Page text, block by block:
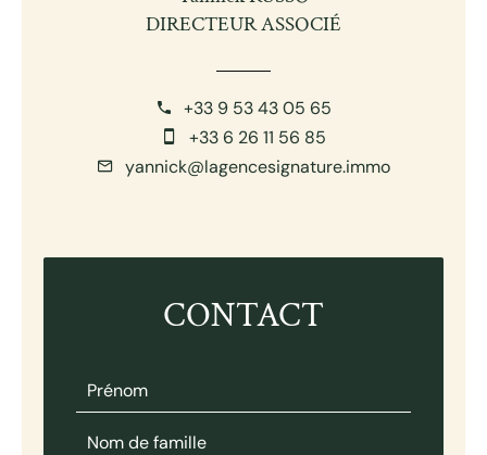
DIRECTEUR ASSOCIÉ
+33 9 53 43 05 65
+33 6 26 11 56 85
yannick@lagencesignature.immo
CONTACT